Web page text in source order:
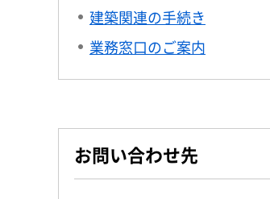
建築関連の手続き
業務窓口のご案内
お問い合わせ先